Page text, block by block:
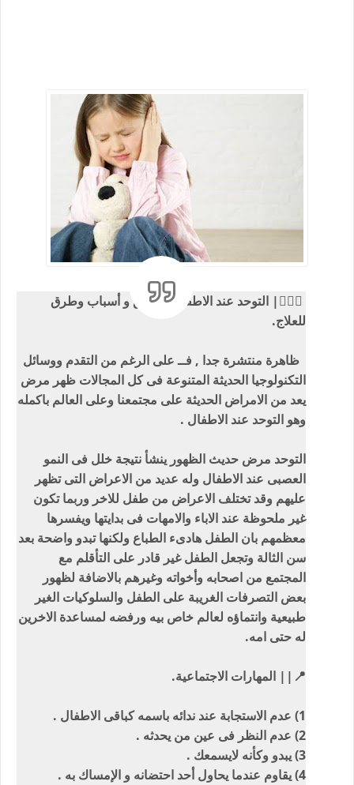
👩🏾‍⚕| التوحد عند الاطفال أعراض و أسباب وطرق
للعلاج.
ظاهرة منتشرة جدا , فــ على الرغم من التقدم ووسائل
التكنولوجيا الحديثة المتنوعة فى كل المجالات ظهر مرض
يعد من الامراض الحديثة على مجتمعنا وعلى العالم باكمله
وهو التوحد عند الاطفال .
التوحد مرض حديث الظهور ينشأ نتيجة خلل فى النمو
العصبى عند الاطفال وله عديد من الاعراض التى تظهر
عليهم وقد تختلف الاعراض من طفل للاخر وربما تكون
غير ملحوظة عند الاباء والامهات فى بدايتها ويفسرها
معظمهم بان الطفل هادىء الطباع ولكنها تبدو واضحة بعد
سن الثالة وتجعل الطفل غير قادر على التأقلم مع
المجتمع من اصحابه وأخواته وغيرهم بالاضافة لظهور
بعض التصرفات الغريبة على الطفل والسلوكيات الغير
طبيعية وانتماؤه لعالم خاص بيه ورفضه لمساعدة الاخرين
له حتى امه.
📍|| المهارات الاجتماعية.
1) عدم الاستجابة عند ندائه باسمه كباقى الاطفال .
2) عدم النظر فى عين من يحدثه .
3) يبدو وكأنه لايسمعك .
4) يقاوم عندما يحاول أحد احتضانه و الإمساك به .